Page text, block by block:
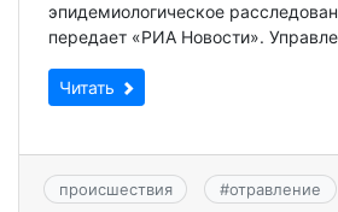
эпидемиологическое
передает «РИА Новости».
Читать
происшествия #отравление